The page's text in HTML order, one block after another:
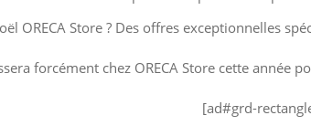
ORECA Store ? Des offres exceptionnelles
forcément chez ORECA Store cette année
[ad#grd-